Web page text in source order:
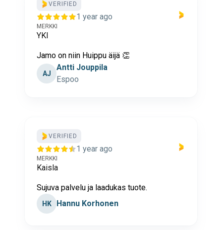
VERIFIED
1 year ago
MERKKI
YKI
Jamo on niin Huippu äijä 👏
AJ
Antti Jouppila
Espoo
VERIFIED
1 year ago
MERKKI
Kaisla
Sujuva palvelu ja laadukas tuote.
HK Hannu Korhonen